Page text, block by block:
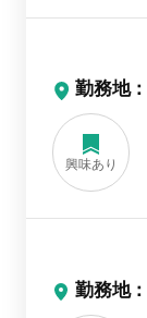
勤務地
興味あり
勤務地